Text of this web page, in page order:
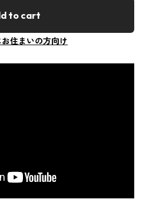
to cart
住まいの方向け